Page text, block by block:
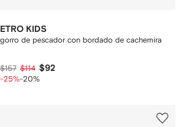
ETRO KIDS
gorro de pescador con bordado de cachemira
$157 $114 $92
-25%-20%